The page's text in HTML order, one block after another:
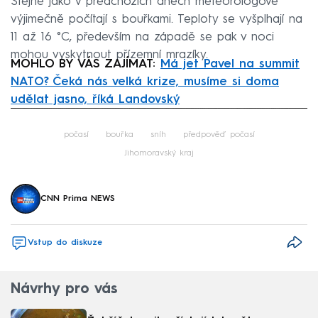
výjimečně počítají s bouřkami. Teploty se vyšplhají na
11 až 16 °C, především na západě se pak v noci
mohou vyskytnout přízemní mrazíky.
MOHLO BY VÁS ZAJÍMAT:
Má jet Pavel na summit
NATO? Čeká nás velká krize, musíme si doma
udělat jasno, říká Landovský
počasí bouřka sníh předpověď počasí
Jihomoravský kraj
CNN Prima NEWS
Vstup do diskuze
Návrhy pro vás